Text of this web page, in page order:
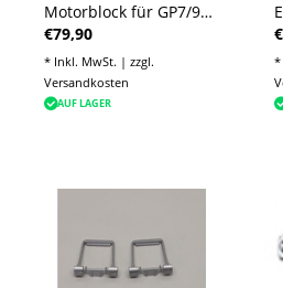
Motorblock für GP7/9
GP 30 GP 38-2 F3 A/B
€79,90
* Inkl. MwSt. | zzgl.
Versandkosten
AUF LAGER
*